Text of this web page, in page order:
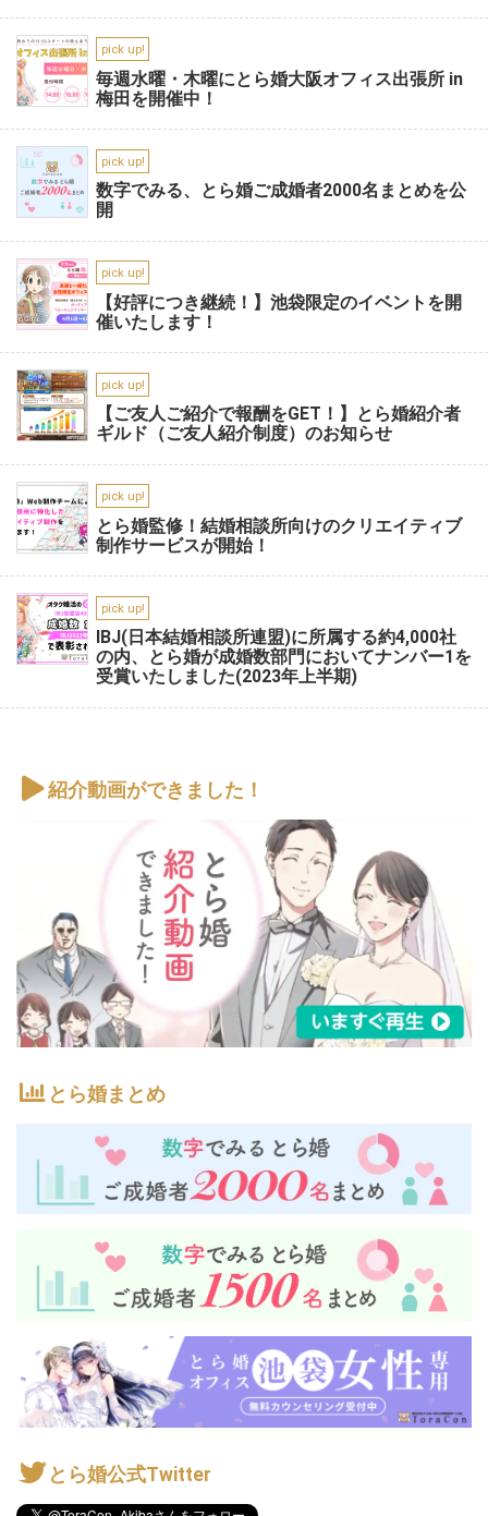
pick up!
毎週水曜・木曜にとら婚大阪オフィス出張所 in
梅田を開催中！
pick up!
数字でみる、とら婚ご成婚者2000名まとめを公
開
pick up!
【好評につき継続！】池袋限定のイベントを開
催いたします！
pick up!
【ご友人ご紹介で報酬をGET！】とら婚紹介者
ギルド（ご友人紹介制度）のお知らせ
pick up!
とら婚監修！結婚相談所向けのクリエイティブ
制作サービスが開始！
pick up!
IBJ(日本結婚相談所連盟)に所属する約4,000社
の内、とら婚が成婚数部門においてナンバー1を
受賞いたしました(2023年上半期)
紹介動画ができました！
とら婚まとめ
とら婚公式Twitter